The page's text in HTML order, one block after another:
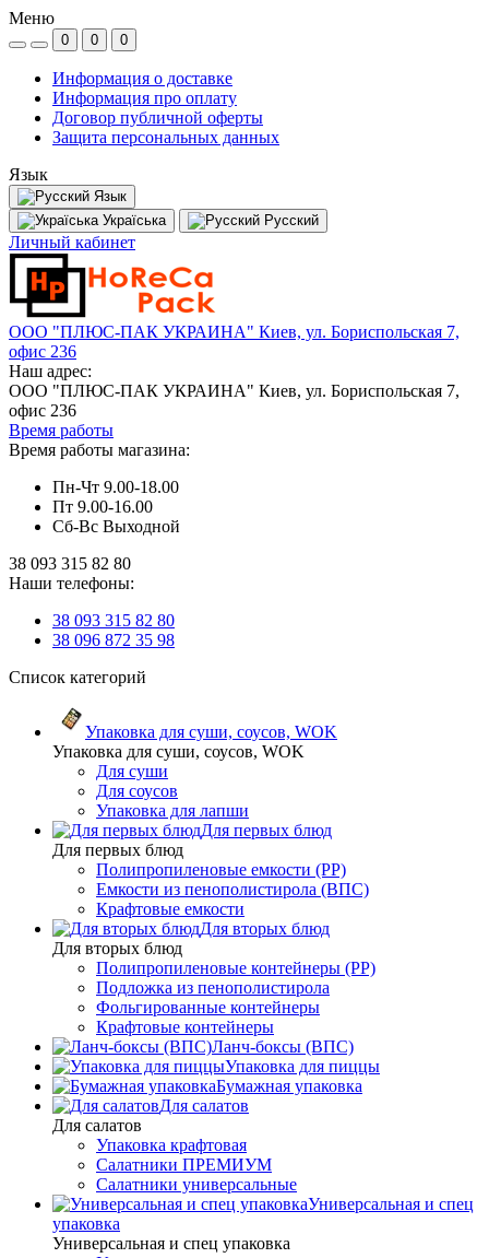
Меню
0 0 0
Информация о доставке
Информация про оплату
Договор публичной оферты
Защита персональных данных
Язык
Язык
Україська
Русский
Личный кабинет
ООО "ПЛЮС-ПАК УКРАИНА" Киев, ул. Бориспольская 7,
офис 236
Наш адрес:
ООО "ПЛЮС-ПАК УКРАИНА" Киев, ул. Бориспольская 7,
офис 236
Время работы
Время работы магазина:
Пн-Чт 9.00-18.00
Пт 9.00-16.00
Сб-Вс Выходной
38 093 315 82 80
Наши телефоны:
38 093 315 82 80
38 096 872 35 98
Список категорий
Упаковка для суши, соусов, WOK
Упаковка для суши, соусов, WOK
Для суши
Для соусов
Упаковка для лапши
Для первых блюд
Для первых блюд
Полипропиленовые емкости (PP)
Емкости из пенополистирола (ВПС)
Крафтовые емкости
Для вторых блюд
Для вторых блюд
Полипропиленовые контейнеры (PP)
Подложка из пенополистирола
Фольгированные контейнеры
Крафтовые контейнеры
Ланч-боксы (ВПС)
Упаковка для пиццы
Бумажная упаковка
Для салатов
Для салатов
Упаковка крафтовая
Салатники ПРЕМИУМ
Салатники универсальные
Универсальная и спец
упаковка
Универсальная и спец упаковка